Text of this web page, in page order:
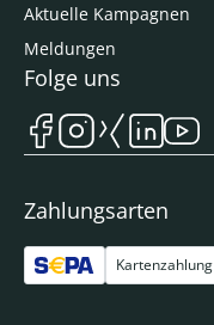
Aktuelle Kampagnen
Meldungen
Zahlungsarten
Kartenzahlung
Folge uns